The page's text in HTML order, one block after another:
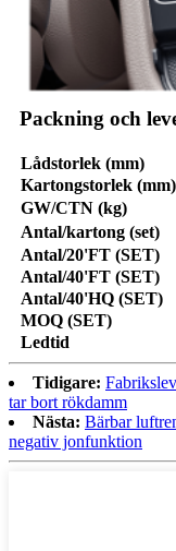
Packning och
Lådstorlek (mm)
Kartongstorlek (mm)
GW/CTN (kg)
Antal/kartong (set)
Antal/20'FT (SET)
Antal/40'FT (SET)
Antal/40'HQ (SET)
MOQ (SET)
Ledtid
Tidigare:
tar bort rökdamm
Nästa: Bärbar
negativ jonfunktion